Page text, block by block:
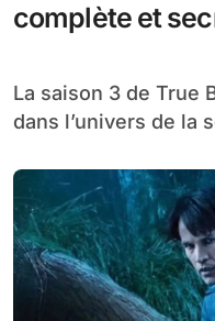
complète et
La saison 3 de True Blood marque un tournant
dans l’univers de la